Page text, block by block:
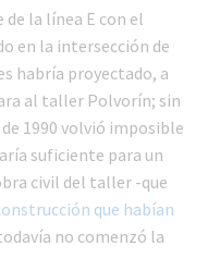
la línea E con el
en la intersección de
habría proyectado, a
al taller Polvorín; sin
1990 volvió imposible
suficiente para un
civil del taller -que
que habían
no comenzó la